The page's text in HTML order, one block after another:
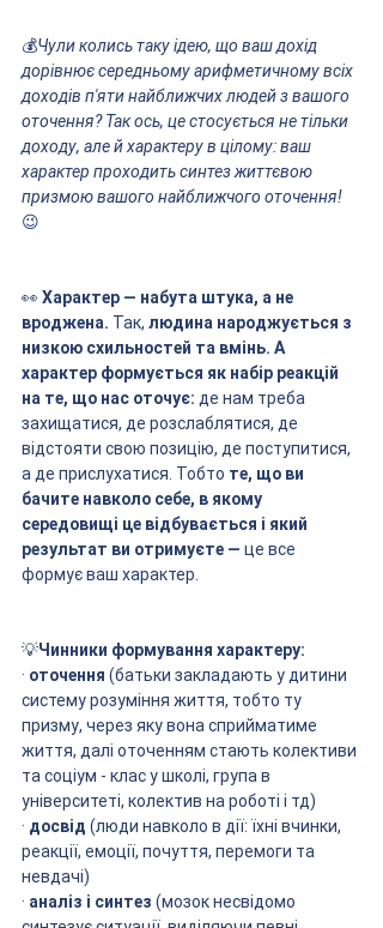
💰Чули колись таку ідею, що ваш дохід
дорівнює середньому арифметичному всіх
доходів п'яти найближчих людей з вашого
оточення? Так ось, це стосується не тільки
доходу, але й характеру в цілому: ваш
характер проходить синтез життєвою
призмою вашого найближчого оточення!
😉
👀 Характер — набута штука, а не
вроджена. Так, людина народжується з
низкою схильностей та вмінь. А
характер формується як набір реакцій
на те, що нас оточує: де нам треба
захищатися, де розслаблятися, де
відстояти свою позицію, де поступитися,
а де прислухатися. Тобто те, що ви
бачите навколо себе, в якому
середовищі це відбувається і який
результат ви отримуєте — це все
формує ваш характер.
💡Чинники формування характеру:
· оточення (батьки закладають у дитини
систему розуміння життя, тобто ту
призму, через яку вона сприйматиме
життя, далі оточенням стають колективи
та соціум - клас у школі, група в
університеті, колектив на роботі і тд)
· досвід (люди навколо в дії: їхні вчинки,
реакції, емоції, почуття, перемоги та
невдачі)
· аналіз і синтез (мозок несвідомо